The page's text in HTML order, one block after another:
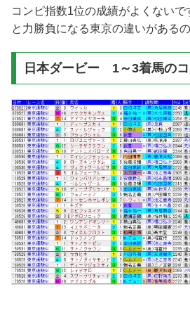
コンピ指数1位の成績がよくない
と力勝負になる東京の違いがある
日本ダービー 1～3着馬の